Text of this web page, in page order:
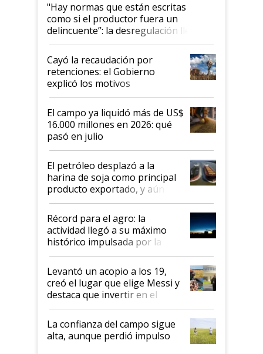
"Hay normas que están escritas
como si el productor fuera un
delincuente”: la desregulación llegó
al Congreso Aapresid y hasta se
habló del financiamiento al IPCVA
Cayó la recaudación por
retenciones: el Gobierno
explicó los motivos
El campo ya liquidó más de US$
16.000 millones en 2026: qué
pasó en julio
El petróleo desplazó a la
harina de soja como principal
producto exportado, y aún así
el agro aportó casi seis de cada
diez dólares y sostuvo el
liderazgo en un semestre
récord
Récord para el agro: la
actividad llegó a su máximo
histórico impulsada por la
cosecha y las exportaciones
Levantó un acopio a los 19,
creó el lugar que elige Messi y
destaca que invertir en el
kirchnerismo era como "darle
plata a un hijo para droga":
Juan Félix Rossetti, el libertario
que de una dura crisis salió
La confianza del campo sigue
alta, aunque perdió impulso